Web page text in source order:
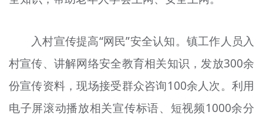
入村宣传提高“网民”安全认知。镇工作人员入
村宣传、讲解网络安全教育相关知识，发放300余
份宣传资料，现场接受群众咨询100余人次。利用
电子屏滚动播放相关宣传标语、短视频1000余分